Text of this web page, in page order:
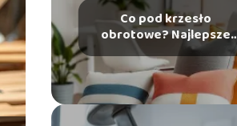
Co pod krzesło
obrotowe? Najlepsze
opcje dla Twojego
wnętrza